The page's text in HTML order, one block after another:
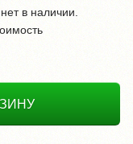
в наличии.